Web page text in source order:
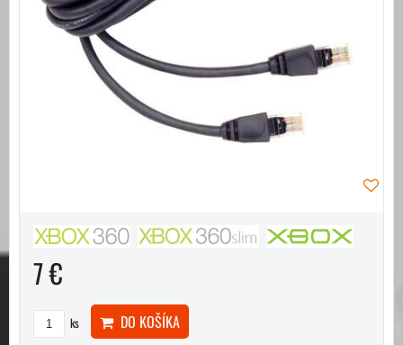
7 €
ks DO KOŠÍKA